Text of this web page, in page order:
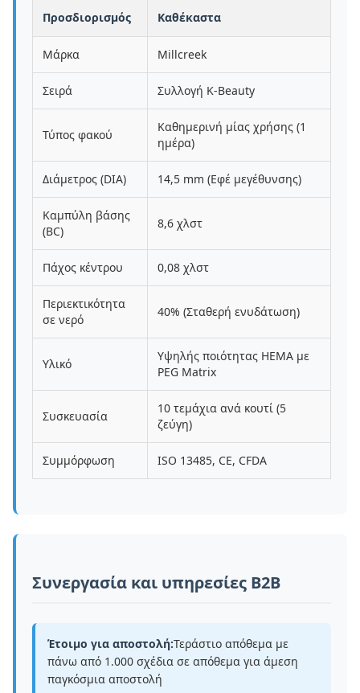
Προσδιορισμός Καθέκαστα
Μάρκα Millcreek
Σειρά Συλλογή K-Beauty
Τύπος φακού
Καθημερινή μίας χρήσης (1
ημέρα)
Διάμετρος (DIA) 14,5 mm (Εφέ μεγέθυνσης)
Καμπύλη βάσης
(BC)
8,6 χλστ
Πάχος κέντρου 0,08 χλστ
Περιεκτικότητα
σε νερό
40% (Σταθερή ενυδάτωση)
Υλικό
Υψηλής ποιότητας HEMA με
PEG Matrix
Συσκευασία
10 τεμάχια ανά κουτί (5
ζεύγη)
Συμμόρφωση ISO 13485, CE, CFDA
Συνεργασία και υπηρεσίες B2B
Έτοιμο για αποστολή:Τεράστιο απόθεμα με
πάνω από 1.000 σχέδια σε απόθεμα για άμεση
παγκόσμια αποστολή